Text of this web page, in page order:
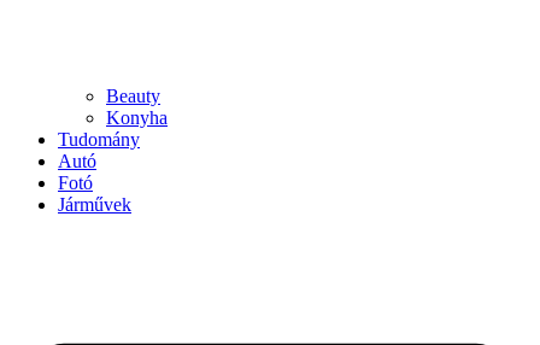
Beauty
Konyha
Tudomány
Autó
Fotó
Járművek